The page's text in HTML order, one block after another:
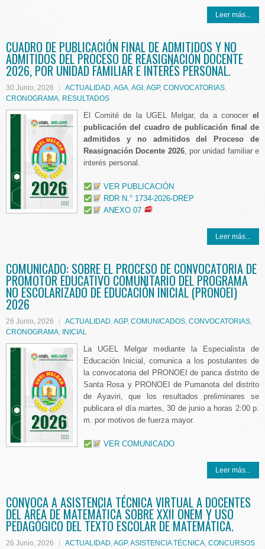
Leer más...
CUADRO DE PUBLICACIÓN FINAL DE ADMITIDOS Y NO
ADMITIDOS DEL PROCESO DE REASIGNACIÓN DOCENTE
2026, POR UNIDAD FAMILIAR E INTERÉS PERSONAL.
30 Junio, 2026 ACTUALIDAD,AGA,AGI ,AGP, CONVOCATORIAS,
CRONOGRAMA, RESULTADOS
El Comité de la UGEL Melgar, da a conocer el
publicación del cuadro de publicación final de
admitidos y no admitidos del Proceso de
Reasignación Docente 2026, por unidad familiar e
interés personal.
VER PUBLICACIÓN
RDR N.° 1734-2026-DREP
ANEXO 07
Leer más...
COMUNICADO: SOBRE EL PROCESO DE CONVOCATORIA DE
PROMOTOR EDUCATIVO COMUNITARIO DEL PROGRAMA
NO ESCOLARIZADO DE EDUCACIÓN INICIAL (PRONOEI)
2026
26 Junio, 2026 ACTUALIDAD,AGP, COMUNICADOS, CONVOCATORIAS,
CRONOGRAMA, INICIAL
La UGEL Melgar mediante la Especialista de
Educación Inicial, comunica a los postulantes de
la convocatoria del PRONOEI de panca distrito de
Santa Rosa y PRONOEI de Pumanota del distrito
de Ayaviri, que los resultados preliminares se
publicara el día martes, 30 de junio a horas 2:00 p.
m. por motivos de fuerza mayor.
VER COMUNICADO
Leer más...
CONVOCA A ASISTENCIA TÉCNICA VIRTUAL A DOCENTES
DEL ÁREA DE MATEMÁTICA SOBRE XXII ONEM Y USO
PEDAGÓGICO DEL TEXTO ESCOLAR DE MATEMÁTICA.
26 Junio, 2026 ACTUALIDAD,AGP,ASISTENCIA TÉCNICA, CONCURSOS